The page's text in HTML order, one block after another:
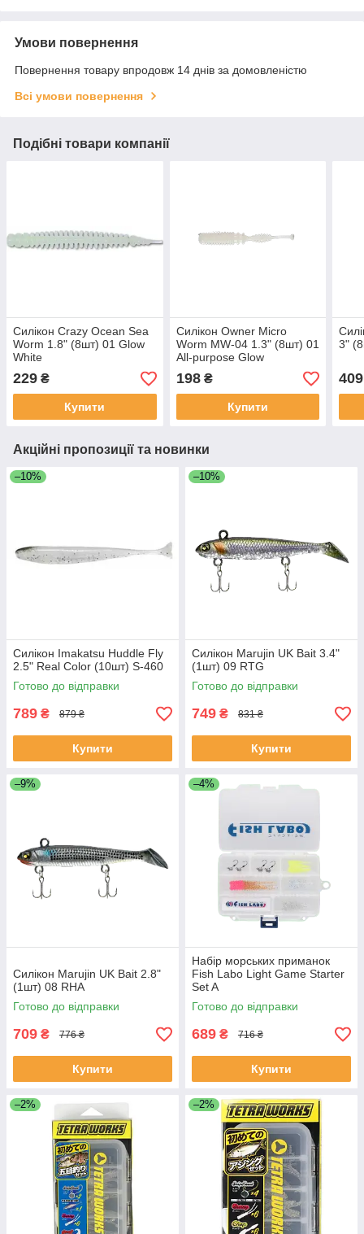
Умови повернення
Повернення товару впродовж 14 днів за домовленістю
Всі умови повернення
Подібні товари компанії
Силікон Crazy Ocean Sea
Worm 1.8" (8шт) 01 Glow
White
229 ₴
Купити
Силікон Owner Micro
Worm MW-04 1.3" (8шт) 01
All-purpose Glow
198₴
Купити
3"
409
Акційні пропозиції та новинки
–10%
Силікон Imakatsu Huddle Fly
2.5" Real Color (10шт) S-460
Готово до відправки
789 ₴ 879 ₴
Купити
–10%
Силікон Marujin UK Bait 3.4"
(1шт) 09 RTG
Готово до відправки
749 ₴ 831 ₴
Купити
–9%
Силікон Marujin UK Bait 2.8"
(1шт) 08 RHA
Готово до відправки
709 ₴ 776 ₴
Купити
–4%
Набір морських приманок
Fish Labo Light Game Starter
Set A
Готово до відправки
689 ₴ 716 ₴
Купити
–2% –2%